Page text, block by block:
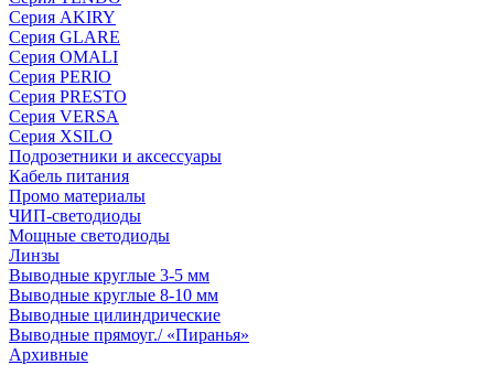
Серия AKIRY
Серия GLARE
Серия OMALI
Серия PERIO
Серия PRESTO
Серия VERSA
Серия XSILO
Подрозетники и аксессуары
Кабель питания
Промо материалы
ЧИП-светодиоды
Мощные светодиоды
Линзы
Выводные круглые 3-5 мм
Выводные круглые 8-10 мм
Выводные цилиндрические
Выводные прямоуг./ «Пиранья»
Архивные